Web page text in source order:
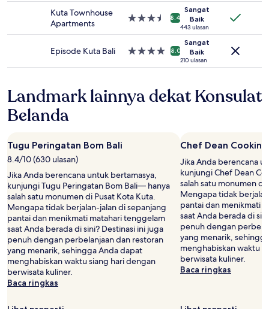
Kuta Townhouse
Apartments
Properti
8.4
Sangat
Baik
443 ulasan
Episode Kuta Bali
Properti
8.0
Sangat
Baik
210 ulasan
Landmark lainnya dekat Konsulat
Belanda
Tugu Peringatan Bom Bali
8.4/10 (630 ulasan)
Jika Anda berencana untuk bertamasya,
kunjungi Tugu Peringatan Bom Bali— hanya
salah satu monumen di Pusat Kota Kuta.
Mengapa tidak berjalan-jalan di sepanjang
pantai dan menikmati matahari tenggelam
saat Anda berada di sini? Destinasi ini juga
penuh dengan perbelanjaan dan restoran
yang menarik, sehingga Anda dapat
menghabiskan waktu siang hari dengan
berwisata kuliner.
Baca ringkas
Chef Dean Cooking
Jika Anda berencana
kunjungi Chef Dean
salah satu monumen di
Mengapa tidak
pantai dan menikmati
saat Anda berada di
penuh dengan
yang menarik,
menghabiskan waktu
berwisata kuliner.
Baca ringkas